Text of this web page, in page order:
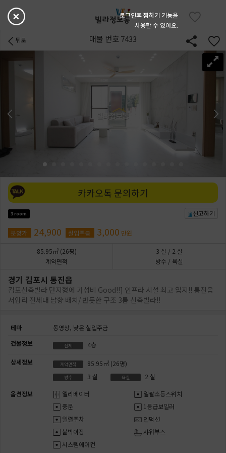
로그인후 찜하기 기능을
사용할 수 있어요.
매물 번호 7433
뒤로
카카오톡 문의하기
신고하기
3 room
분양가 24,900 실입주금 3,000 만원
85.95㎡ (26평)
계약면적
3 실 / 2 실
방수 / 욕실
경기 김포시 통진읍
김포신축빌라 단지형에 가성비 Good!!] 인프라 시설 최고 입지!! 통진읍
서암리 전세대 남향 배치/ 반듯한 구조 3룸 신축빌라!!
테마 동영상, 낮은 실입주금
건물정보
전체
4층
상세정보
계약면적 85.95㎡ (26평)
방수 3 실 욕실 2 실
옵션정보
엘리베이터
일괄소등스위치
중문
1등급보일러
일렬주차
인덕션
붙박이장
샤워부스
시스템에어컨